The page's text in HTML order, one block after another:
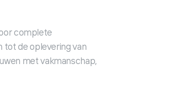
complete
tot de oplevering van
met vakmanschap,